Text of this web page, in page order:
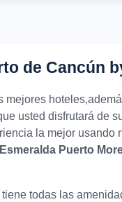
de Cancún
mejores
usted disfrutará de
la mejor usando
Puerto
todas las